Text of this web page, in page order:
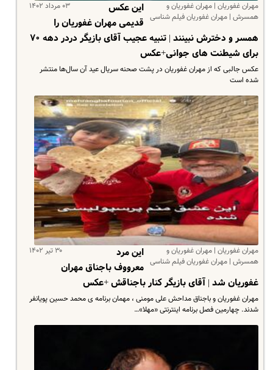
مهران غفوریان | مهران غفوریان و
همسرش | مهران غفوریان فیلم شناسی
۰۳ مرداد ۱۴۰۲
این عکس
قدیمی مهران غفوریان را
همسر و دخترش نبینند | تنبیه عجیب آقای بازیگر دردر دهه ۷۰
برای شیطنت های جوانی+عکس
عکس جالبی که از مهران غفوریان در پشت صحنه سریال عید آن سال‌ها منتشر
شده است
مهران غفوریان | مهران غفوریان و
همسرش | مهران غفوریان فیلم شناسی
۳۰ تیر ۱۴۰۲
این مرد
معرووف باجناق مهران
غفوریان شد | آقای بازیگر کنار باجناقش +عکس
مهران غفوریان و باجناق مداحش علی مومنی ، مهمان برنامه ی محمد حسین پویانفر
شدند. چهارمین فصل برنامه اینترنتی «مهلا»…